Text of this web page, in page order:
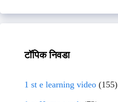
टॉपिक निवडा
1 st e learning video (155)